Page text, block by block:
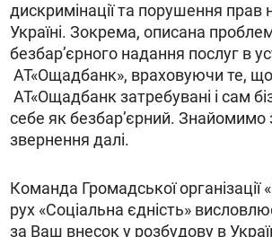
дискримінації та порушення прав
Україні. Зокрема, описана
безбар’єрного надання послуг в
АТ«Ощадбанк», враховуючи те,
АТ«Ощадбанк затребувані і сам
себе як безбар’єрний. Знайомимо
звернення далі.
Команда Громадської організації
рух «Соціальна єдність»
за Ваш внесок у розбудову в